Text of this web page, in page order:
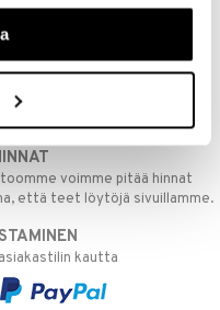
av vår webbplats.
siitä ostatko yksittäisen
joka ylittää 50 €.
normaalisti samana
voimme pitää hinnat
että teet löytöjä sivuillamme.
kautta